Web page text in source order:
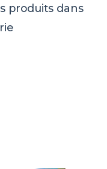
produits dans